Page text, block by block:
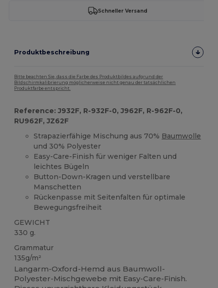
Schneller Versand
Produktbeschreibung
Bitte beachten Sie, dass die Farbe des Produktbildes aufgrund der
Bildschirmkalibrierung möglicherweise nicht genau der tatsächlichen
Produktfarbe entspricht.
Reference: J932F, R-932F-0, J962F, R-962F-0,
RU962F, JZ62F
Strapazierfähige Mischung aus 70% Baumwolle
und 30% Polyester
Easy-Care-Finish für weniger Falten und
leichtes Bügeln
Button-Down-Kragen und verstellbare
Manschetten
Rückenpasse mit Seitenfalten für optimale
Bewegungsfreiheit
GEWICHT
330 g.
Grammatur
135g/m²
Langarm-Oxford-Hemd aus Baumwoll-
Polyester-Mischgewebe mit Easy-Care-Finish.